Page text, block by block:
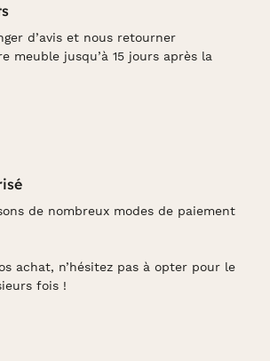
d’avis et nous retourner
meuble jusqu’à 15 jours après la
de nombreux modes de paiement
achat, n’hésitez pas à opter pour le
fois !